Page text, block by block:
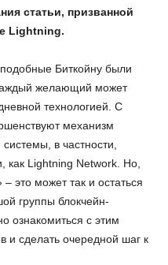
статьи, призванной
Lightning.
Биткойну были
желающий может
технологией. С
механизм
в частности,
как Lightning Network. Но,
это может так и остаться
группы блокчейн-
ознакомиться с этим
и сделать очередной шаг к